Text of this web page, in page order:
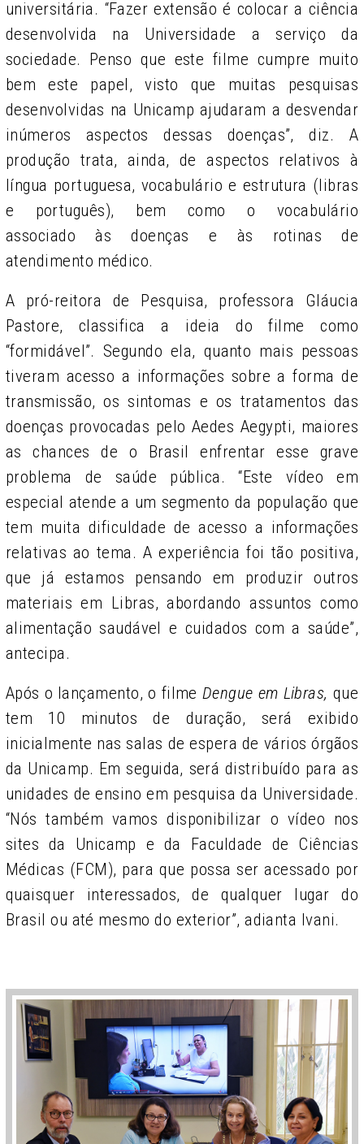
universitária. “Fazer extensão é colocar a ciência
desenvolvida na Universidade a serviço da
sociedade. Penso que este filme cumpre muito
bem este papel, visto que muitas pesquisas
desenvolvidas na Unicamp ajudaram a desvendar
inúmeros aspectos dessas doenças”, diz. A
produção trata, ainda, de aspectos relativos à
língua portuguesa, vocabulário e estrutura (libras
e português), bem como o vocabulário
associado às doenças e às rotinas de
atendimento médico.
A pró-reitora de Pesquisa, professora Gláucia
Pastore, classifica a ideia do filme como
“formidável”. Segundo ela, quanto mais pessoas
tiveram acesso a informações sobre a forma de
transmissão, os sintomas e os tratamentos das
doenças provocadas pelo Aedes Aegypti, maiores
as chances de o Brasil enfrentar esse grave
problema de saúde pública. “Este vídeo em
especial atende a um segmento da população que
tem muita dificuldade de acesso a informações
relativas ao tema. A experiência foi tão positiva,
que já estamos pensando em produzir outros
materiais em Libras, abordando assuntos como
alimentação saudável e cuidados com a saúde”,
antecipa.
Após o lançamento, o filme Dengue em Libras, que
tem 10 minutos de duração, será exibido
inicialmente nas salas de espera de vários órgãos
da Unicamp. Em seguida, será distribuído para as
unidades de ensino em pesquisa da Universidade.
“Nós também vamos disponibilizar o vídeo nos
sites da Unicamp e da Faculdade de Ciências
Médicas (FCM), para que possa ser acessado por
quaisquer interessados, de qualquer lugar do
Brasil ou até mesmo do exterior”, adianta Ivani.